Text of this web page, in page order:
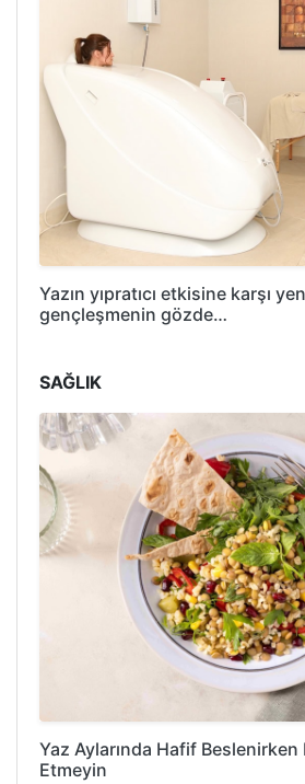
Yazın yıpratıcı etkisine karşı
gençleşmenin gözde…
SAĞLIK
Yaz Aylarında Hafif
Etmeyin